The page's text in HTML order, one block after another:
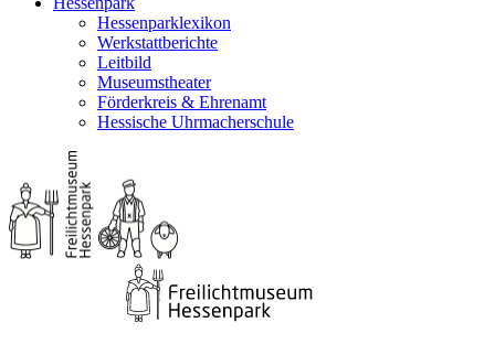
Hessenparklexikon
Werkstattberichte
Leitbild
Museumstheater
Förderkreis & Ehrenamt
Hessische Uhrmacherschule